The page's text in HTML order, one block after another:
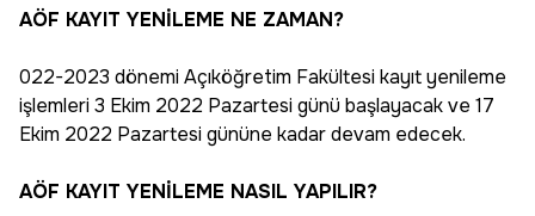
AÖF KAYIT YENİLEME NE ZAMAN?
022-2023 dönemi Açıköğretim Fakültesi kayıt yenileme
işlemleri 3 Ekim 2022 Pazartesi günü başlayacak ve 17
Ekim 2022 Pazartesi gününe kadar devam edecek.
AÖF KAYIT YENİLEME NASIL YAPILIR?